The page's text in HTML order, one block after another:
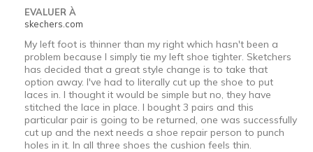
Going Out
Width
Feels too narrow
Sizing
Feels half size too small
View On Shoes
I'm Really Into Shoes
EVALUER À
skechers.com
My left foot is thinner than my right which hasn't been a
problem because I simply tie my left shoe tighter. Sketchers
has decided that a great style change is to take that
option away. I've had to literally cut up the shoe to put
laces in. I thought it would be simple but no, they have
stitched the lace in place. I bought 3 pairs and this
particular pair is going to be returned, one was successfully
cut up and the next needs a shoe repair person to punch
holes in it. In all three shoes the cushion feels thin.